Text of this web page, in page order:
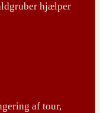
hjælper
af tour,